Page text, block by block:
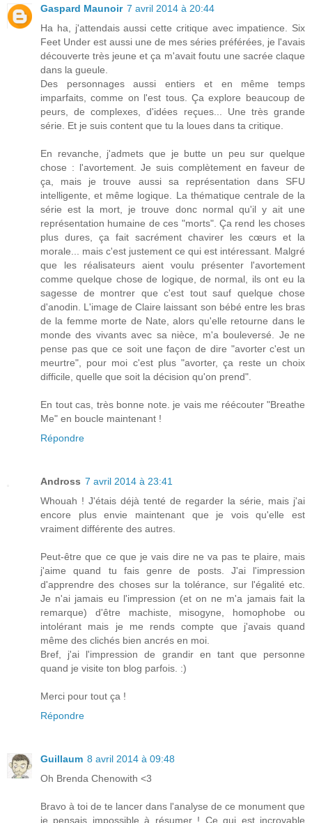
Gaspard Maunoir 7 avril 2014 à 20:44
Ha ha, j'attendais aussi cette critique avec impatience. Six
Feet Under est aussi une de mes séries préférées, je l'avais
découverte très jeune et ça m'avait foutu une sacrée claque
dans la gueule.
Des personnages aussi entiers et en même temps
imparfaits, comme on l'est tous. Ça explore beaucoup de
peurs, de complexes, d'idées reçues... Une très grande
série. Et je suis content que tu la loues dans ta critique.
En revanche, j'admets que je butte un peu sur quelque
chose : l'avortement. Je suis complètement en faveur de
ça, mais je trouve aussi sa représentation dans SFU
intelligente, et même logique. La thématique centrale de la
série est la mort, je trouve donc normal qu'il y ait une
représentation humaine de ces "morts". Ça rend les choses
plus dures, ça fait sacrément chavirer les cœurs et la
morale... mais c'est justement ce qui est intéressant. Malgré
que les réalisateurs aient voulu présenter l'avortement
comme quelque chose de logique, de normal, ils ont eu la
sagesse de montrer que c'est tout sauf quelque chose
d'anodin. L'image de Claire laissant son bébé entre les bras
de la femme morte de Nate, alors qu'elle retourne dans le
monde des vivants avec sa nièce, m'a bouleversé. Je ne
pense pas que ce soit une façon de dire "avorter c'est un
meurtre", pour moi c'est plus "avorter, ça reste un choix
difficile, quelle que soit la décision qu'on prend".
En tout cas, très bonne note. je vais me réécouter "Breathe
Me" en boucle maintenant !
Répondre
Andross 7 avril 2014 à 23:41
Whouah ! J'étais déjà tenté de regarder la série, mais j'ai
encore plus envie maintenant que je vois qu'elle est
vraiment différente des autres.
Peut-être que ce que je vais dire ne va pas te plaire, mais
j'aime quand tu fais genre de posts. J'ai l'impression
d'apprendre des choses sur la tolérance, sur l'égalité etc.
Je n'ai jamais eu l'impression (et on ne m'a jamais fait la
remarque) d'être machiste, misogyne, homophobe ou
intolérant mais je me rends compte que j'avais quand
même des clichés bien ancrés en moi.
Bref, j'ai l'impression de grandir en tant que personne
quand je visite ton blog parfois. :)
Merci pour tout ça !
Répondre
Guillaum 8 avril 2014 à 09:48
Oh Brenda Chenowith <3
Bravo à toi de te lancer dans l'analyse de ce monument que
je pensais impossible à résumer ! Ce qui est incroyable